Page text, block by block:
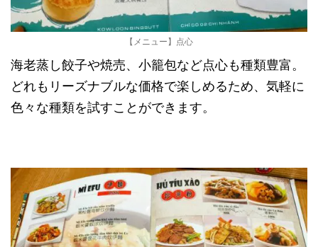
【メニュー】点心
海老蒸し餃子や焼売、小籠包など点心も種類豊富。
どれもリーズナブルな価格で楽しめるため、気軽に
色々な種類を試すことができます。